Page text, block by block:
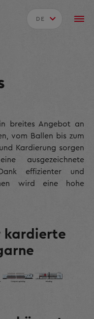
DE
breites Angebot an
vom Ballen bis zum
Kardierung sorgen
ausgezeichnete
effizienter und
wird eine hohe
kardierte